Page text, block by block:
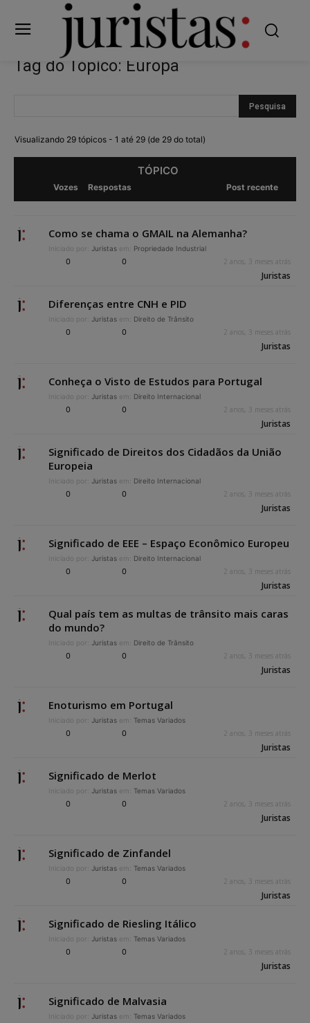
Tag do Tópico: Europa
Visualizando 29 tópicos - 1 até 29 (de 29 do total)
TÓPICO
Vozes Respostas Post recente
Como se chama o GMAIL na Alemanha?
Iniciado por: Juristas em: Propriedade Industrial
0 0 2 anos, 3 meses atrás
Juristas
Diferenças entre CNH e PID
Iniciado por: Juristas em: Direito de Trânsito
0 0 2 anos, 3 meses atrás
Juristas
Conheça o Visto de Estudos para Portugal
Iniciado por: Juristas em: Direito Internacional
0 0 2 anos, 3 meses atrás
Juristas
Significado de Direitos dos Cidadãos da União
Europeia
Iniciado por: Juristas em: Direito Internacional
0 0 2 anos, 3 meses atrás
Juristas
Significado de EEE – Espaço Econômico Europeu
Iniciado por: Juristas em: Direito Internacional
0 0 2 anos, 3 meses atrás
Juristas
Qual país tem as multas de trânsito mais caras
do mundo?
Iniciado por: Juristas em: Direito de Trânsito
0 0 2 anos, 3 meses atrás
Juristas
Enoturismo em Portugal
Iniciado por: Juristas em: Temas Variados
0 0 2 anos, 3 meses atrás
Juristas
Significado de Merlot
Iniciado por: Juristas em: Temas Variados
0 0 2 anos, 3 meses atrás
Juristas
Significado de Zinfandel
Iniciado por: Juristas em: Temas Variados
0 0 2 anos, 3 meses atrás
Juristas
Significado de Riesling Itálico
Iniciado por: Juristas em: Temas Variados
0 0 2 anos, 3 meses atrás
Juristas
Significado de Malvasia
Iniciado por: Juristas em: Temas Variados